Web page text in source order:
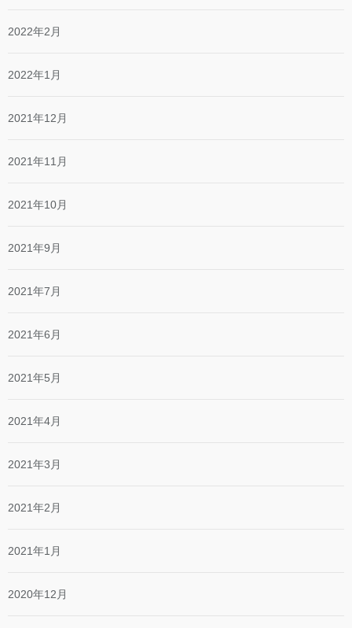
2022年2月
2022年1月
2021年12月
2021年11月
2021年10月
2021年9月
2021年7月
2021年6月
2021年5月
2021年4月
2021年3月
2021年2月
2021年1月
2020年12月